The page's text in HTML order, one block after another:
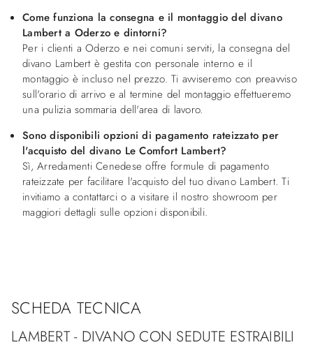
Come funziona la consegna e il montaggio del divano
Lambert a Oderzo e dintorni?
Per i clienti a Oderzo e nei comuni serviti, la consegna del
divano Lambert è gestita con personale interno e il
montaggio è incluso nel prezzo. Ti avviseremo con preavviso
sull'orario di arrivo e al termine del montaggio effettueremo
una pulizia sommaria dell'area di lavoro.
Sono disponibili opzioni di pagamento rateizzato per
l'acquisto del divano Le Comfort Lambert?
Sì, Arredamenti Cenedese offre formule di pagamento
rateizzate per facilitare l'acquisto del tuo divano Lambert. Ti
invitiamo a contattarci o a visitare il nostro showroom per
maggiori dettagli sulle opzioni disponibili.
SCHEDA TECNICA
LAMBERT - DIVANO CON SEDUTE ESTRAIBILI